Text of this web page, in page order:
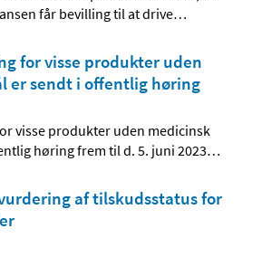
får bevilling til at drive…
for visse produkter uden
er sendt i offentlig høring
visse produkter uden medicinsk
høring frem til d. 5. juni 2023…
af tilskudsstatus for